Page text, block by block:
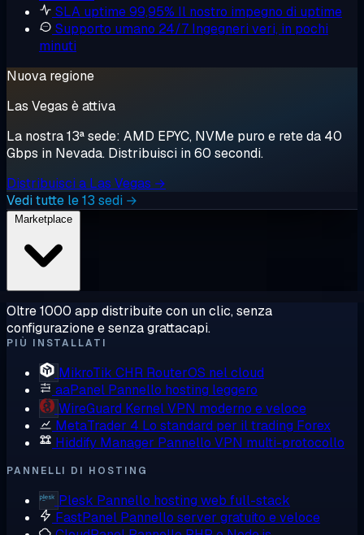
SLA uptime 99,95% Il nostro impegno di uptime
Supporto umano 24/7 Ingegneri veri, in pochi
minuti
Nuova regione
Las Vegas è attiva
La nostra 13ª sede: AMD EPYC, NVMe puro e rete da 40
Gbps in Nevada. Distribuisci in 60 secondi.
Distribuisci a Las Vegas →
Vedi tutte le 13 sedi →
Oltre 1000 app distribuite con un clic, senza
configurazione e senza grattacapi.
PIÙ INSTALLATI
MikroTik CHR RouterOS nel cloud
aaPanel Pannello hosting leggero
WireGuard Kernel VPN moderno e veloce
MetaTrader 4 Lo standard per il trading Forex
Hiddify Manager Pannello VPN multi-protocollo
PANNELLI DI HOSTING
Plesk Pannello hosting web full-stack
FastPanel Pannello server gratuito e veloce